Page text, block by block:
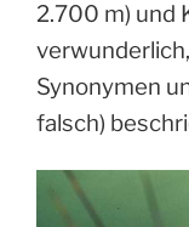
2.700 m) und
Synonymen
falsch)